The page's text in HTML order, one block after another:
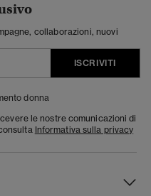
collaborazioni, nuovi
ISCRIVITI
donna
le nostre comunicazioni di
Informativa sulla privacy